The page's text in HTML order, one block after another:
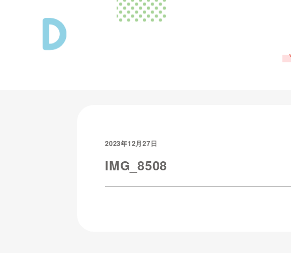
2023年12月27日
IMG_8508